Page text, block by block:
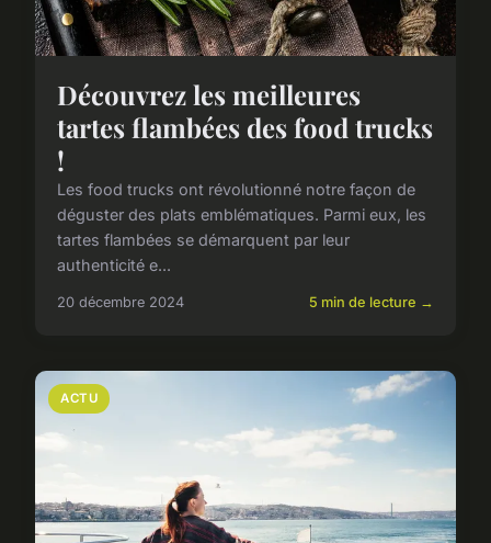
Découvrez les meilleures
tartes flambées des food trucks
!
Les food trucks ont révolutionné notre façon de
déguster des plats emblématiques. Parmi eux, les
tartes flambées se démarquent par leur
authenticité e...
20 décembre 2024 5 min de lecture →
ACTU